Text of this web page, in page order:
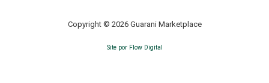
Copyright © 2026 Guarani Marketplace
Site por Flow Digital